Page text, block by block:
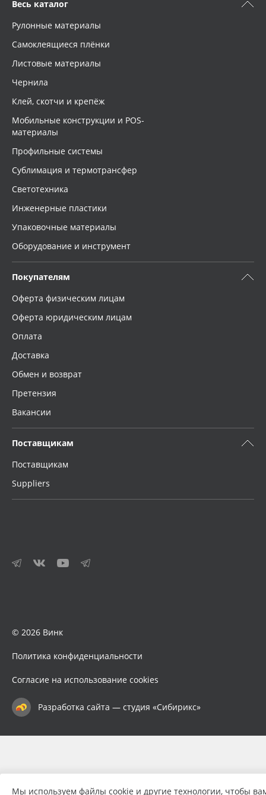
Весь каталог
Рулонные материалы
Самоклеящиеся плёнки
Листовые материалы
Чернила
Клей, скотчи и крепёж
Мобильные конструкции и POS-
материалы
Профильные системы
Сублимация и термотрансфер
Светотехника
Инженерные пластики
Упаковочные материалы
Оборудование и инструмент
Покупателям
Оферта физическим лицам
Оферта юридическим лицам
Оплата
Доставка
Обмен и возврат
Претензия
Вакансии
Поставщикам
Поставщикам
Suppliers
© 2026 Винк
Политика конфиденциальности
Согласие на использование cookies
Разработка сайта — студия «Сибирикс»
Мы используем файлы cookie и другие технологии, чтобы